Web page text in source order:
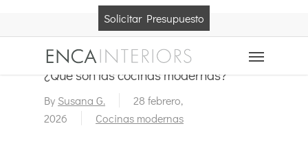
Solicitar Presupuesto
Menu
¿Qué son las cocinas modernas?
By Susana G.
28 febrero,
2026
Cocinas modernas